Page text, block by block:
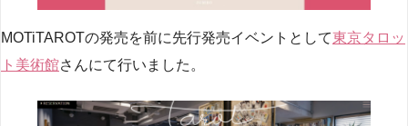
MOTiTAROTの発売を前に先行発売イベントとして東京タロッ
ト美術館さんにて行いました。